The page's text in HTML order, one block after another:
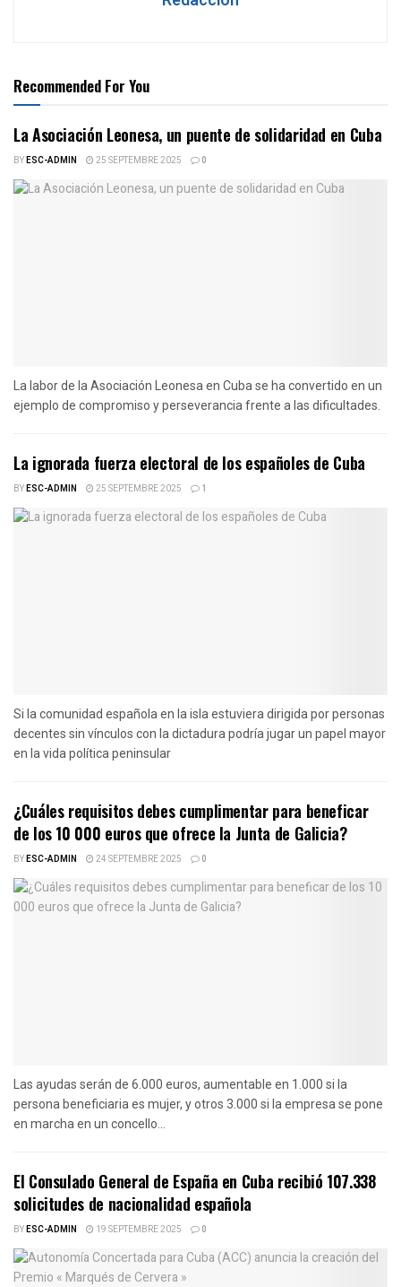
Recommended For You
La Asociación Leonesa, un puente de solidaridad en Cuba
BYESC-ADMIN 25 SEPTEMBRE 2025 0
La labor de la Asociación Leonesa en Cuba se ha convertido en un
ejemplo de compromiso y perseverancia frente a las dificultades.
La ignorada fuerza electoral de los españoles de Cuba
BYESC-ADMIN 25 SEPTEMBRE 2025 1
Si la comunidad española en la isla estuviera dirigida por personas
decentes sin vínculos con la dictadura podría jugar un papel mayor
en la vida política peninsular
¿Cuáles requisitos debes cumplimentar para beneficar
de los 10 000 euros que ofrece la Junta de Galicia?
BYESC-ADMIN 24 SEPTEMBRE 2025 0
Las ayudas serán de 6.000 euros, aumentable en 1.000 si la
persona beneficiaria es mujer, y otros 3.000 si la empresa se pone
en marcha en un concello...
El Consulado General de España en Cuba recibió 107.338
solicitudes de nacionalidad española
BYESC-ADMIN 19 SEPTEMBRE 2025 0